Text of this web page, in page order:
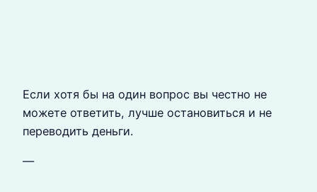
Если хотя бы на один вопрос вы честно не
можете ответить, лучше остановиться и не
переводить деньги.
—